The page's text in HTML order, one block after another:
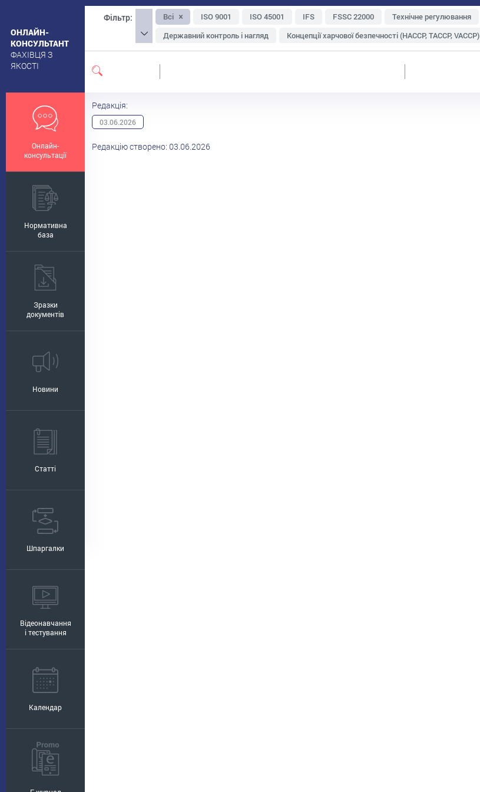
ОНЛАЙН-
КОНСУЛЬТАНТ
ФАХІВЦЯ З
ЯКОСТІ
Онлайн-
консультації
Нормативна
база
Зразки
документів
Новини
Статті
Шпаргалки
Відеонавчання
і тестування
Календар
Фільтр: Всі ISO 9001 ISO 45001 IFS FSSC 22000
Технічне регулювання
Державний контроль і нагляд
Концепції харчової безпечності (НАССР, TACCP, VACCP)
Упаковка та маркування
Зберігання і транспортування
Метрологія
Безпечність сировини
Редакція:
03.06.2026
Редакцію створено: 03.06.2026